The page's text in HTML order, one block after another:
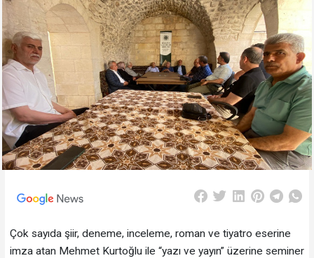
Çok sayıda şiir, deneme, inceleme, roman ve tiyatro eserine
imza atan Mehmet Kurtoğlu ile “yazı ve yayın” üzerine seminer